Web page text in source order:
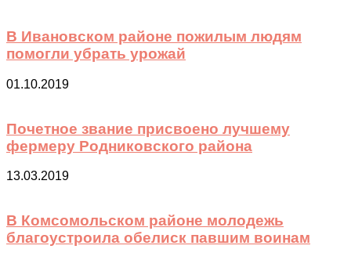
В Ивановском районе пожилым людям
помогли убрать урожай
01.10.2019
Почетное звание присвоено лучшему
фермеру Родниковского района
13.03.2019
В Комсомольском районе молодежь
благоустроила обелиск павшим воинам